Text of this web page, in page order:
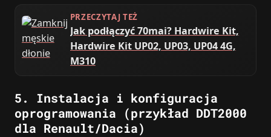
PRZECZYTAJ TEŻ
Jak podłączyć 70mai? Hardwire Kit,
Hardwire Kit UP02, UP03, UP04 4G,
M310
5. Instalacja i konfiguracja
oprogramowania (przykład DDT2000
dla Renault/Dacia)